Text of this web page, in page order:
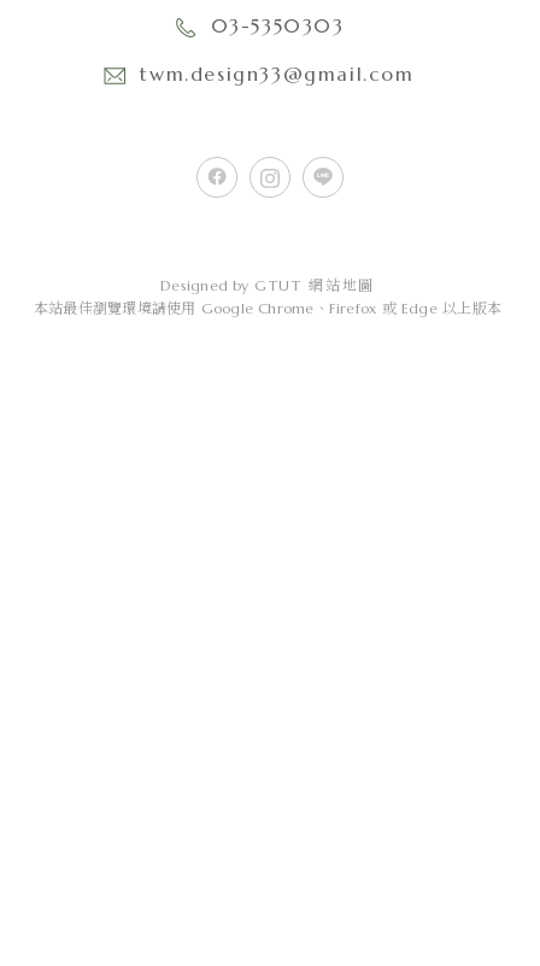
03-5350303
twm.design33@gmail.com
Designed by GTUT 網站地圖
本站最佳瀏覽環境請使用 Google Chrome、Firefox 或 Edge 以上版本